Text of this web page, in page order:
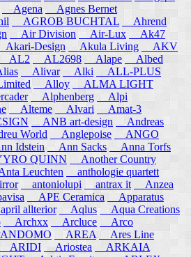
Agena
Agnes Bernet
AGROB BUCHTAL
Ahrend
Air Division Air-Lux
Ak47
Akari-Design Akula Living
AKV
AL2 AL2698 Alape
Albed
Alivar Alki
ALL-PLUS
Alloy
ALMA LIGHT
Alphenberg
Alpi
Alteme Alvari
Amat-3
ANB art-design
Andreas
World Anglepoise
ANGO
Idstein Ann Sacks
Anna Torfs
QUINN
Another Country
Leuchten
anthologie quartett
antoniolupi antrax it
Anzea
APE Ceramica
Apparatus
allterior Aqlus Aqua Creations
Archxx Arcluce
Arco
AREA
Ares Line
ARIDI Ariostea
ARKAIA